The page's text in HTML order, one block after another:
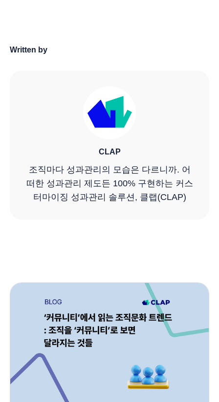
Written by
CLAP
조직마다 성과관리의 모습은 다르니까. 어
떠한 성과관리 제도든 100% 구현하는 커스
터마이징 성과관리 솔루션, 클랩(CLAP)